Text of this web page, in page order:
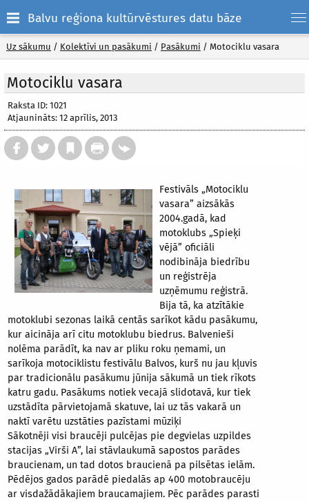
Balvu reģiona kultūrvēstures datu bāze
Uz sākumu / Kolektīvi un pasākumi / Pasākumi / Motociklu vasara
Motociklu vasara
Raksta ID: 1021
Atjaunināts: 12 aprīlis, 2013
Festivāls „Motociklu
vasara” aizsākās
2004.gadā, kad
motoklubs „Spieķi
vējā” oficiāli
nodibināja biedrību
un reģistrēja
uzņēmumu reģistrā.
Bija tā, ka atzītākie
motoklubi sezonas laikā centās sarīkot kādu pasākumu,
kur aicināja arī citu motoklubu biedrus. Balvenieši
nolēma parādīt, ka nav ar pliku roku ņemami, un
sarīkoja motociklistu festivālu Balvos, kurš nu jau kļuvis
par tradicionālu pasākumu jūnija sākumā un tiek rīkots
katru gadu. Pasākums notiek vecajā slidotavā, kur tiek
uzstādīta pārvietojamā skatuve, lai uz tās vakarā un
naktī varētu uzstāties pazīstami mūziķi
Sākotnēji visi braucēji pulcējas pie degvielas uzpildes
stacijas „Virši A”, lai stāvlaukumā sapostos parādes
braucienam, un tad dotos braucienā pa pilsētas ielām.
Pēdējos gados parādē piedalās ap 400 motobraucēju
ar visdažādākajiem braucamajiem. Pēc parādes parasti